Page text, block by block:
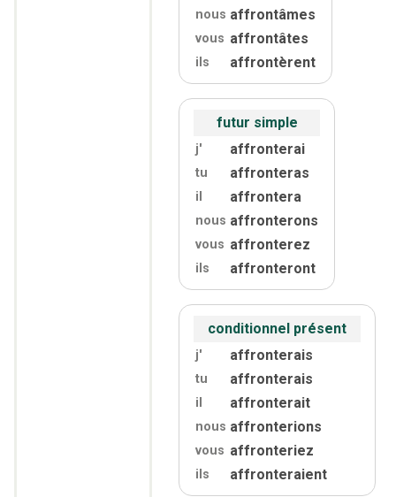
nous affrontâmes
vous affrontâtes
ils affrontèrent
futur simple
j' affronterai
tu affronteras
il affrontera
nous affronterons
vous affronterez
ils affronteront
conditionnel présent
j' affronterais
tu affronterais
il affronterait
nous affronterions
vous affronteriez
ils affronteraient